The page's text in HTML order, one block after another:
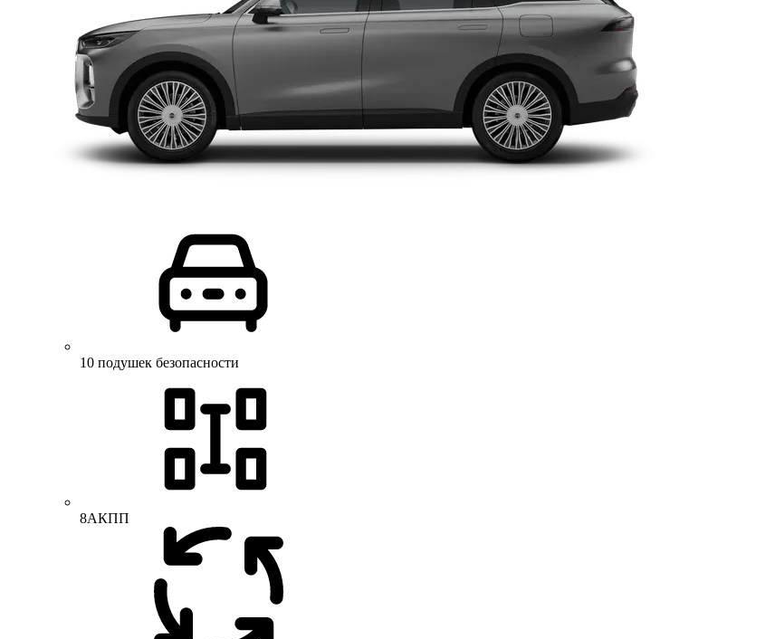
10 подушек безопасности
8АКПП